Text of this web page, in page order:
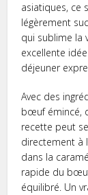
asiatiques, ce
légèrement
qui sublime la
excellente
déjeuner
Avec des
bœuf émincé,
recette peut
directement à
dans la
rapide du
équilibré. Un